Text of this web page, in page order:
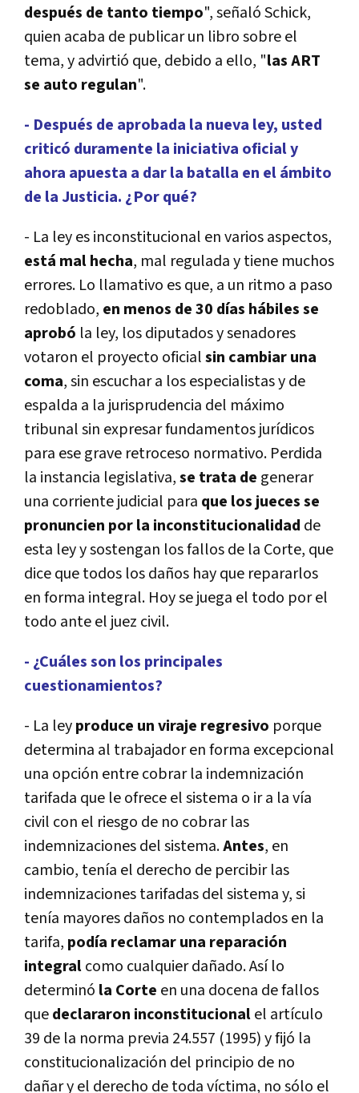
después de tanto tiempo", señaló Schick,
quien acaba de publicar un libro sobre el
tema, y advirtió que, debido a ello, "las ART
se auto regulan".
- Después de aprobada la nueva ley, usted
criticó duramente la iniciativa oficial y
ahora apuesta a dar la batalla en el ámbito
de la Justicia. ¿Por qué?
- La ley es inconstitucional en varios aspectos,
está mal hecha, mal regulada y tiene muchos
errores. Lo llamativo es que, a un ritmo a paso
redoblado, en menos de 30 días hábiles se
aprobó la ley, los diputados y senadores
votaron el proyecto oficialsin cambiar una
coma, sin escuchar a los especialistas y de
espalda a la jurisprudencia del máximo
tribunal sin expresar fundamentos jurídicos
para ese grave retroceso normativo. Perdida
la instancia legislativa,se trata de generar
una corriente judicial para que los jueces se
pronuncien por la inconstitucionalidad de
esta ley y sostengan los fallos de la Corte, que
dice que todos los daños hay que repararlos
en forma integral. Hoy se juega el todo por el
todo ante el juez civil.
- ¿Cuáles son los principales
cuestionamientos?
- La leyproduce un viraje regresivo porque
determina al trabajador en forma excepcional
una opción entre cobrar la indemnización
tarifada que le ofrece el sistema o ir a la vía
civil con el riesgo de no cobrar las
indemnizaciones del sistema.Antes, en
cambio, tenía el derecho de percibir las
indemnizaciones tarifadas del sistema y, si
tenía mayores daños no contemplados en la
tarifa, podía reclamar una reparación
integralcomo cualquier dañado. Así lo
determinó la Corte en una docena de fallos
quedeclararon inconstitucionalel artículo
39 de la norma previa 24.557 (1995) y fijó la
constitucionalización del principio de no
dañar y el derecho de toda víctima, no sólo el